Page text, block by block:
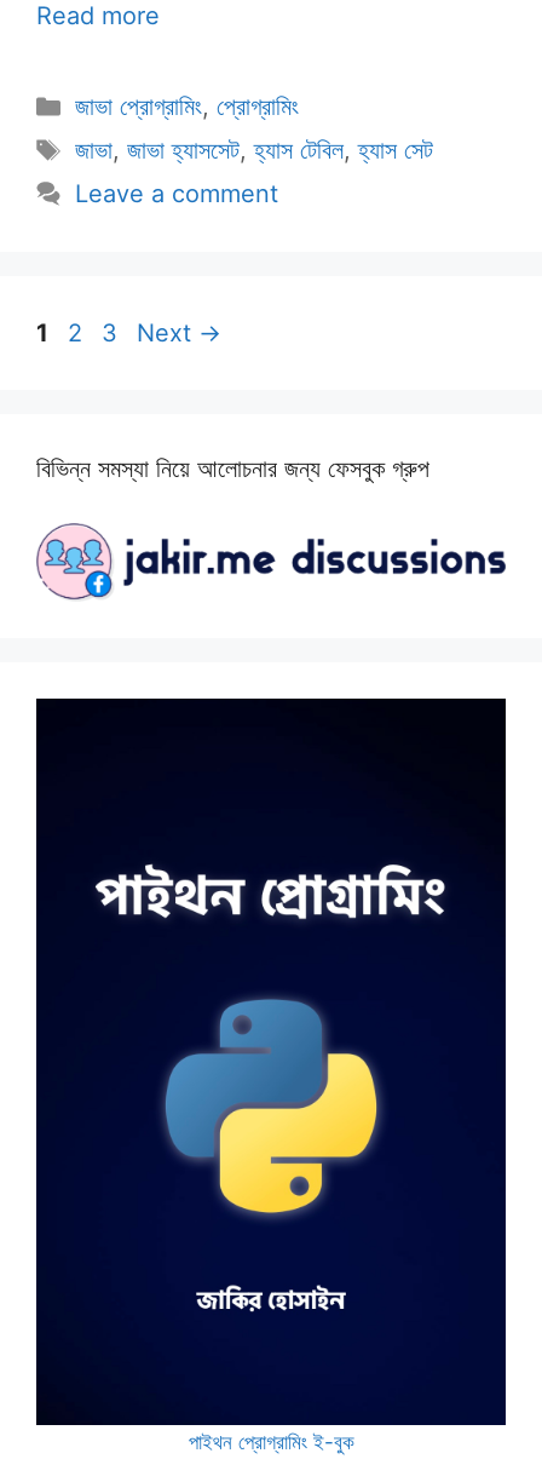
Read more
Categories
জাভা প্রোগ্রামিং, প্রোগ্রামিং
Tags
জাভা, জাভা হ্যাসসেট,হ্যাস টেবিল,হ্যাস সেট
Leave a comment
Page
1 Page
2 Page
3 Next →
বিভিন্ন সমস্যা নিয়ে আলোচনার জন্য ফেসবুক গ্রুপ
পাইথন প্রোগ্রামিং ই-বুক